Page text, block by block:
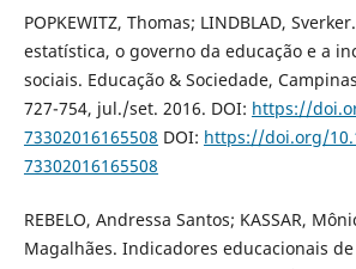
POPKEWITZ, Thomas; LINDBLAD,
estatística, o governo da educação e a
sociais. Educação & Sociedade,
727-754, jul./set. 2016. DOI: https://
73302016165508 DOI: https://doi.org/
73302016165508
REBELO, Andressa Santos; KASSAR,
Magalhães. Indicadores educacionais